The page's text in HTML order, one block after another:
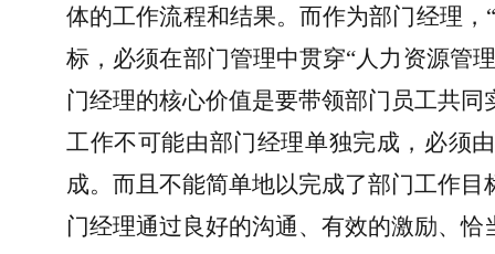
体的工作流程和结果。而作为部门经理
标，必须在部门管理中贯穿“人力资源管
门经理的核心价值是要带领部门员工共
工作不可能由部门经理单独完成，必须
成。而且不能简单地以完成了部门工作
门经理通过良好的沟通、有效的激励、